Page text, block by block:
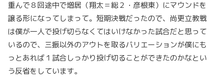
重んで８回途中で増居（翔太＝総２・彦根東）にマウンドを
譲る形になってしまって。短期決戦だったので、尚更立教戦
は僕が一人で投げ切らなくてはいけなかった試合だと思って
いるので、三振以外のアウトを取るバリエーションが僕にも
っとあれば１試合しっかり投げ切ることができたのかなとい
う反省をしています。